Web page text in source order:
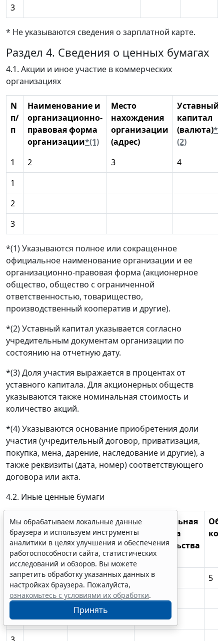
3
* Не указываются сведения о зарплатной карте.
Раздел 4. Сведения о ценных бумагах
4.1. Акции и иное участие в коммерческих
организациях
N
п/
п
Наименование и
организационно-
правовая форма
организации*(1)
Место
нахождения
организации
(адрес)
Уставный
капитал
(валюта)*
(2)
1
2 3
4
1
2
3
*(1) Указываются полное или сокращенное
официальное наименование организации и ее
организационно-правовая форма (акционерное
общество, общество с ограниченной
ответственностью, товарищество,
производственный кооператив и другие).
*(2) Уставный капитал указывается согласно
учредительным документам организации по
состоянию на отчетную дату.
*(3) Доля участия выражается в процентах от
уставного капитала. Для акционерных обществ
указываются также номинальная стоимость и
количество акций.
*(4) Указываются основание приобретения доли
участия (учредительный договор, приватизация,
покупка, мена, дарение, наследование и другие), а
также реквизиты (дата, номер) соответствующего
договора или акта.
4.2. Иные ценные бумаги
N
п/
п
Вид
ценной
бумаги*
Лицо,
выпустившее
ценную
бумагу
Номинальная
величина
обязательства
(валюта)
1 2 3 4
5
1
2
Мы обрабатываем локальные данные
браузера и используем инструменты
аналитики в целях улучшения и обеспечения
работоспособности сайта, статистических
исследований и обзоров. Вы можете
запретить обработку указанных данных в
настройках браузера. Пожалуйста,
ознакомьтесь с условиями их обработки.
Принять